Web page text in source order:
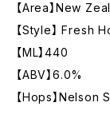
【Area】New
【Style】 Fresh
【ML】440
【ABV】6.0%
【Hops】Nelson